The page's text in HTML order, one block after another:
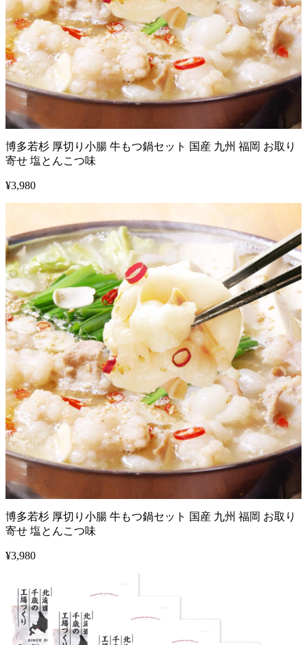
博多若杉 厚切り小腸 牛もつ鍋セット 国産 九州 福岡 お取り
寄せ 塩とんこつ味
¥3,980
博多若杉 厚切り小腸 牛もつ鍋セット 国産 九州 福岡 お取り
寄せ 塩とんこつ味
¥3,980